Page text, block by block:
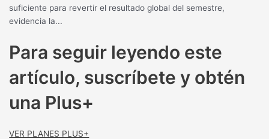
suficiente para revertir el resultado global del semestre,
evidencia la...
Para seguir leyendo este
artículo, suscríbete y obtén
una Plus+
VER PLANES PLUS+